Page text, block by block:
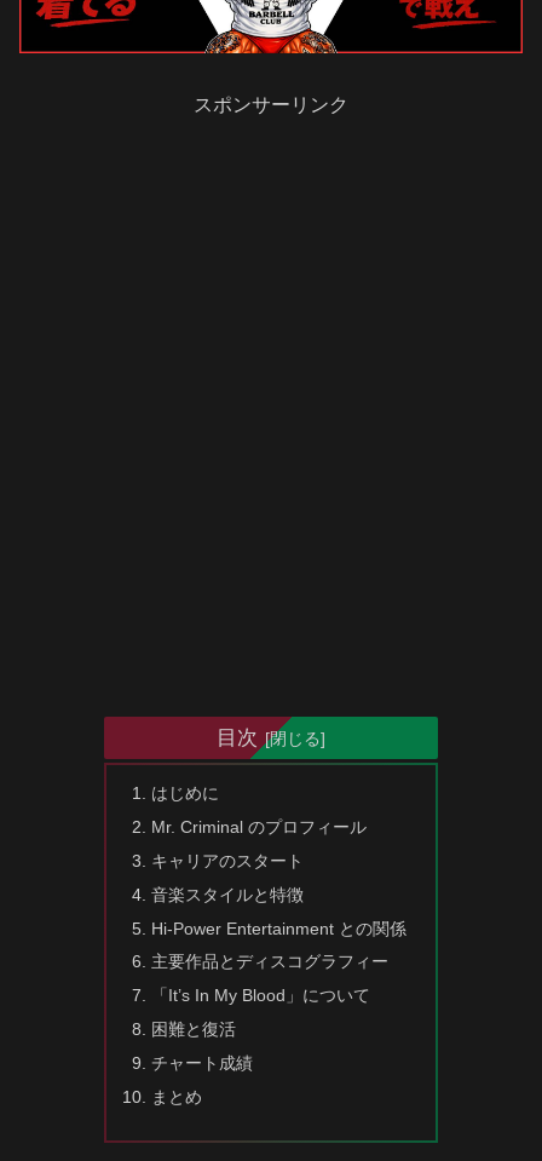
スポンサーリンク
目次
はじめに
Mr. Criminal のプロフィール
キャリアのスタート
音楽スタイルと特徴
Hi-Power Entertainment との関係
主要作品とディスコグラフィー
「It’s In My Blood」について
困難と復活
チャート成績
まとめ